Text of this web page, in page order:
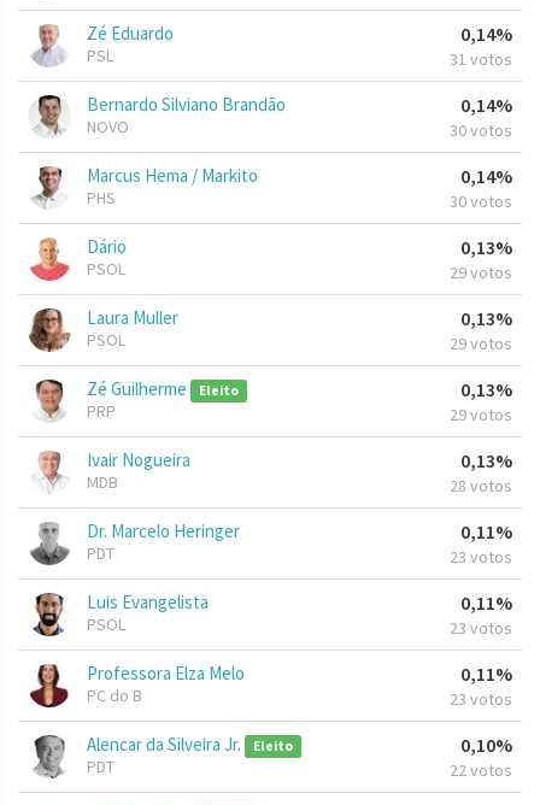
Zé Eduardo
PSL
0,14%
31 votos
Bernardo Silviano Brandão
NOVO
0,14%
30 votos
Marcus Hema / Markito
PHS
0,14%
30 votos
Dário
PSOL
0,13%
29 votos
Laura Muller
PSOL
0,13%
29 votos
Zé Guilherme Eleito
PRP
0,13%
29 votos
Ivair Nogueira
MDB
0,13%
28 votos
Dr. Marcelo Heringer
PDT
0,11%
23 votos
Luis Evangelista
PSOL
0,11%
23 votos
Professora Elza Melo
PC do B
0,11%
23 votos
Alencar da Silveira Jr. Eleito
PDT
0,10%
22 votos